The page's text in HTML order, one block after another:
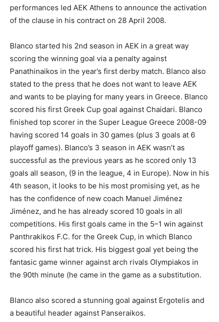
performances led AEK Athens to announce the activation
of the clause in his contract on 28 April 2008.
Blanco started his 2nd season in AEK in a great way
scoring the winning goal via a penalty against
Panathinaikos in the year’s first derby match. Blanco also
stated to the press that he does not want to leave AEK
and wants to be playing for many years in Greece. Blanco
scored his first Greek Cup goal against Chaidari. Blanco
finished top scorer in the Super League Greece 2008-09
having scored 14 goals in 30 games (plus 3 goals at 6
playoff games). Blanco’s 3 season in AEK wasn’t as
successful as the previous years as he scored only 13
goals all season, (9 in the league, 4 in Europe). Now in his
4th season, it looks to be his most promising yet, as he
has the confidence of new coach Manuel Jiménez
Jiménez, and he has already scored 10 goals in all
competitions. His first goals came in the 5–1 win against
Panthrakikos F.C. for the Greek Cup, in which Blanco
scored his first hat trick. His biggest goal yet being the
fantasic game winner against arch rivals Olympiakos in
the 90th minute (he came in the game as a substitution.
Blanco also scored a stunning goal against Ergotelis and
a beautiful header against Panseraikos.